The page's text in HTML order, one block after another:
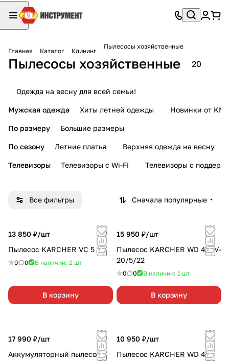
Главная Каталог Клининг
Пылесосы хозяйственные
Пылесосы хозяйственные 20
Одежда на весну для всей семьи!
Мужская одежда Хиты летней одежды Новинки от KMI
По размеру Большие размеры
По сезону Летние платья Верхняя одежда на весну
Телевизоры Телевизоры с Wi-Fi Телевизоры с
Все фильтры Сначала популярные
13 850 ₽/шт
Пылесос KАRCHER VC 5
0 0 В наличии: 2 шт
В корзину
15 950 ₽/шт
Пылесос KARCHER WD 4 S V-
20/5/22
0 0 В наличии: 1 шт
В корзину
17 990 ₽/шт
Аккумуляторный пылесос
10 950 ₽/шт
Пылесос KARCHER WD 4